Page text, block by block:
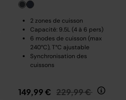
2 zones de cuisson
Capacité: 9.5L (4 à 6 pers)
6 modes de cuisson (max
240°C), T°C ajustable
Synchronisation des
cuissons
149,99 € Prix réduit de
229,99 € au